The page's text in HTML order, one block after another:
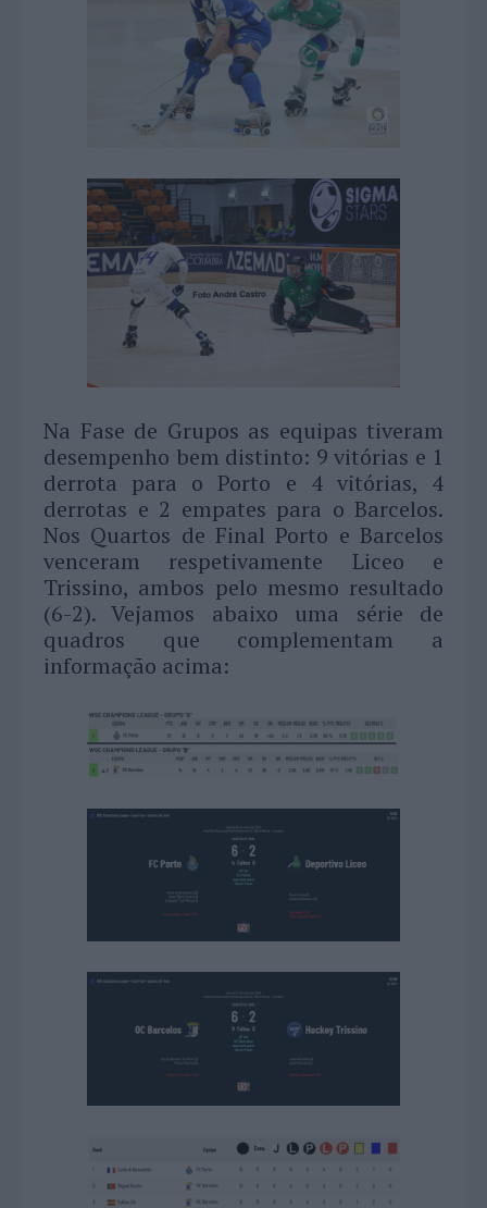
Na Fase de Grupos as equipas tiveram
desempenho bem distinto: 9 vitórias e 1
derrota para o Porto e 4 vitórias, 4
derrotas e 2 empates para o Barcelos.
Nos Quartos de Final Porto e Barcelos
venceram respetivamente Liceo e
Trissino, ambos pelo mesmo resultado
(6-2). Vejamos abaixo uma série de
quadros que complementam a
informação acima: